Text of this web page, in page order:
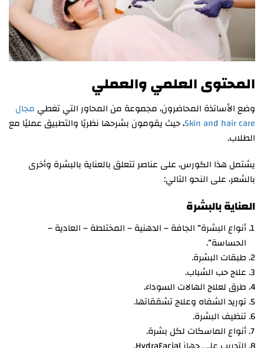
المحتوى العلمي والعملي
وضع الأساتذة المحاضرون، مجموعة من المحاور التي تغطي مجال
Skin and hair care، حيث يقومون بشرحها نظريًا والتطبيق عمليًا مع
الطلاب.
يشتمل هذا الكورس، على عناصر تتعلق بالعناية بالبشرة وأخرى
بالشعر، على النحو التالي:
العناية بالبشرة
أنواع البشرة” الجافة – الدهنية – المختلطة – العادية –
الحساسة”.
طبقات البشرة.
علاج حب الشباب.
طرق لعلاج الهالات السوداء.
توريد الشفاه وعلاج تشققاتها.
تنظيف البشرة.
أنواع الماسكات لكل بشرة.